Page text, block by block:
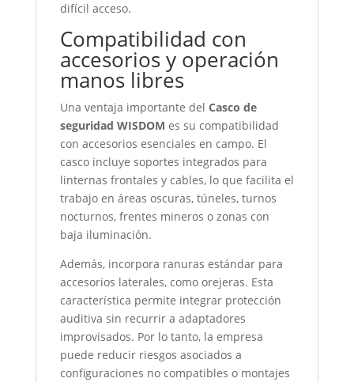
difícil acceso.
Compatibilidad con
accesorios y operación
manos libres
Una ventaja importante del Casco de
seguridad WISDOM es su compatibilidad
con accesorios esenciales en campo. El
casco incluye soportes integrados para
linternas frontales y cables, lo que facilita el
trabajo en áreas oscuras, túneles, turnos
nocturnos, frentes mineros o zonas con
baja iluminación.
Además, incorpora ranuras estándar para
accesorios laterales, como orejeras. Esta
característica permite integrar protección
auditiva sin recurrir a adaptadores
improvisados. Por lo tanto, la empresa
puede reducir riesgos asociados a
configuraciones no compatibles o montajes